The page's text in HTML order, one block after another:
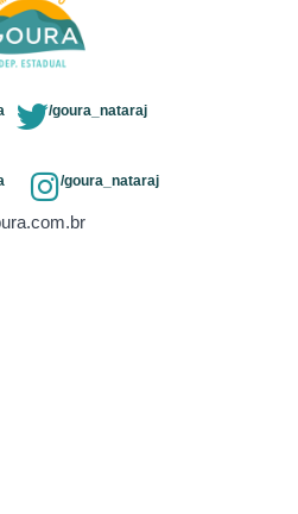
/goura_nataraj
/goura_nataraj